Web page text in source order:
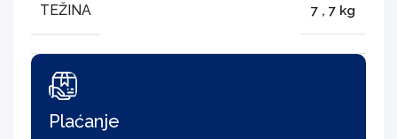
TEŽINA 7 , 7 kg
Plaćanje